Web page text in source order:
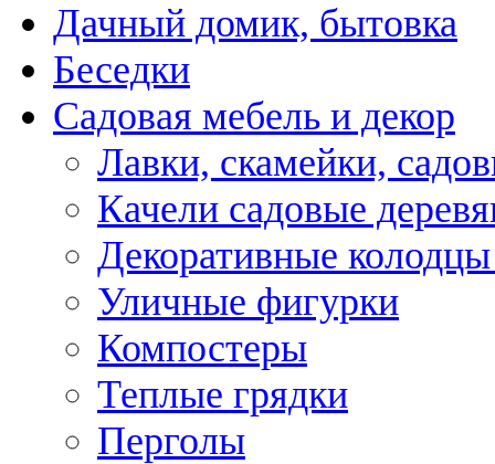
Дачный домик, бытовка
Беседки
Садовая мебель и декор
Лавки, скамейки,
Качели садовые
Декоративные
Уличные фигурки
Компостеры
Теплые грядки
Перголы